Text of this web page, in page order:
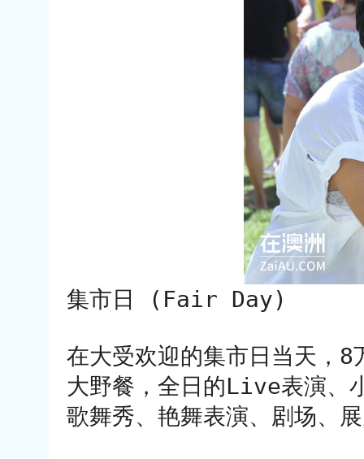
集市日 (Fair Day)
在大受欢迎的集市日当天
大野餐，全日的Live表演、
歌舞秀、艳舞表演、剧场、